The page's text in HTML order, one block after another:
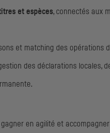
et espèces, connectés aux
et matching des opérations
des déclarations locales,
en agilité et